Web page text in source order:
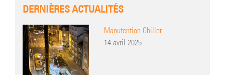
DERNIÈRES ACTUALITÉS
Manutention Chiller
14 avril 2025